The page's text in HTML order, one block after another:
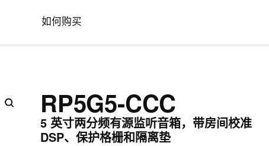
如何购买
RP5G5-CCC
5 英寸两分频有源监听音箱，带房间校准
DSP、保护格栅和隔离垫